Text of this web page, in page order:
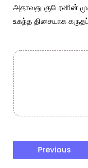
அதாவது குபேரனின்
உகந்த திசையாக
Previous